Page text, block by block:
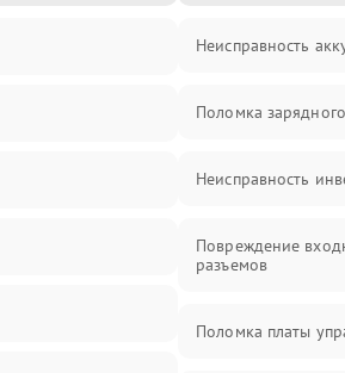
Неисправность
Поломка
Неисправность
Повреждение
разъемов
Поломка платы